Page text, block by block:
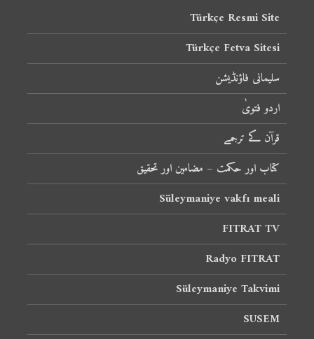
Türkçe Resmi Site
Türkçe Fetva Sitesi
سلیمانی فاؤنڈیشن
اردو فتویٰ
قرآن کے ترجمے
کتاب اور حکمت – مضامین اور تحقیق
Süleymaniye vakfı meali
FITRAT TV
Radyo FITRAT
Süleymaniye Takvimi
SUSEM